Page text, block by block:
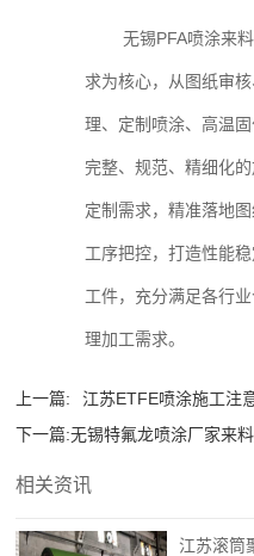
无锡PFA喷涂来
求为核心，从图纸审
理、定制喷涂、高温
完整、规范、精细化
定制需求，精准落地
工序把控，打造性能
工件，充分满足各行
理加工需求。
上一篇:
江苏ETFE喷涂施工注
下一篇:无锡特氟龙喷涂厂家来
相关资讯
江苏滚筒